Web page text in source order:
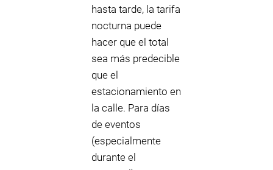
hasta tarde, la tarifa
nocturna puede
hacer que el total
sea más predecible
que el
estacionamiento en
la calle. Para días
de eventos
(especialmente
durante el